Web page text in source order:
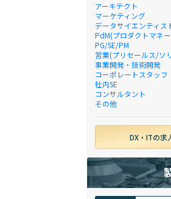
アーキテクト
マーケティング
データサイエンティ
PdM(プロダクトマネ
PG/SE/PM
営業(プリセールス/ソ
事業開発・技術開発
コーポレートスタッフ
社内SE
コンサルタント
その他
DX・ITの求